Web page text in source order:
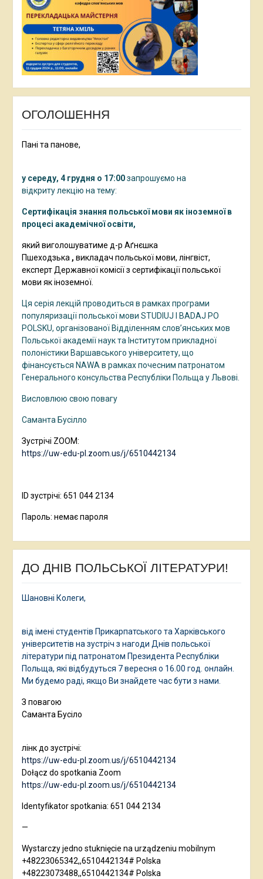
ОГОЛОШЕННЯ
Пані та панове,
у середу, 4 грудня о 17:00запрошуємо на
відкриту лекцію на тему:
Сертифікація знання польської мови як іноземної в
процесі академічної освіти,
який виголошуватиме д-р Аґнєшка
Пшеходзька , викладач польської мови, лінгвіст,
експерт Державної комісії з сертифікації польської
мови як іноземної.
Ця серія лекцій проводиться в рамках програми
популяризації польської мови STUDIUJ I BADAJ PO
POLSKU, організованої Відділенням слов’янських мов
Польської академії наук та Інститутом прикладної
полоністики Варшавського університету, що
фінансується NAWA в рамках почесним патронатом
Генерального консульства Республіки Польща у Львові.
Висловлюю свою повагу
Саманта Бусілло
Зустрічі ZOOM:
https://uw-edu-pl.zoom.us/j/6510442134
ID зустрічі: 651 044 2134
Пароль: немає пароля
ДО ДНІВ ПОЛЬСЬКОЇ ЛІТЕРАТУРИ!
Шановні Колеги,
від імені студентів Прикарпатського та Харківського
університетів на зустріч з нагоди Днів польської
літератури під патронатом Президента Республіки
Польща, які відбудуться 7 вересня о 16.00 год. онлайн.
Ми будемо раді, якщо Ви знайдете час бути з нами.
З повагою
Саманта Бусіло
лінк до зустрічі:
https://uw-edu-pl.zoom.us/j/6510442134
Dołącz do spotkania Zoom
https://uw-edu-pl.zoom.us/j/6510442134
Identyfikator spotkania: 651 044 2134
—
Wystarczy jedno stuknięcie na urządzeniu mobilnym
+48223065342,,6510442134# Polska
+48223073488,,6510442134# Polska